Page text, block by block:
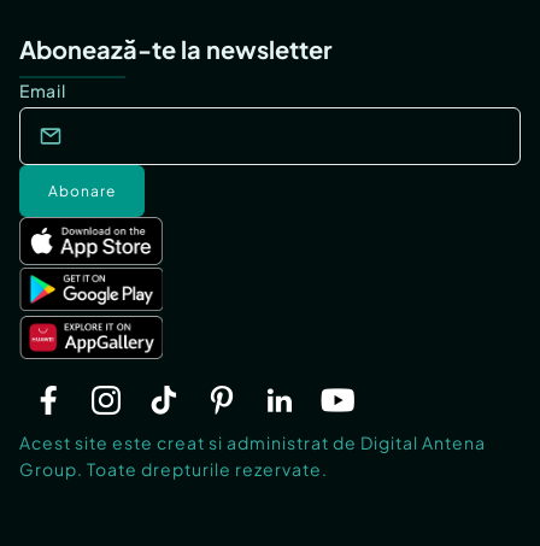
Abonează-te la newsletter
Email
Abonare
Acest site este creat si administrat de Digital Antena
Group. Toate drepturile rezervate.